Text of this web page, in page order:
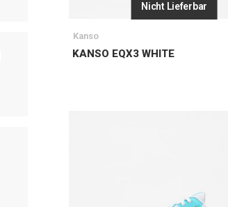
Nicht Lieferbar
Kanso
KANSO EQX3 WHITE